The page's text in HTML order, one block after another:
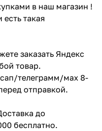
в наш магазин !
такая
заказать Яндекс
товар.
телеграмм/мах 8-
отправкой.
до
бесплатно.